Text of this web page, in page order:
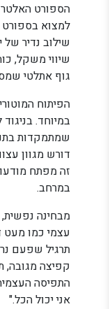
הספורט
למצוא בספורט
שילוב נדיר של
שיווי משקל,
גוף אתלטי
הפיתוח
במיוחד.
שמתמקדות
דורש מגוון
זה מפתח
במרחב.
מבחינה נפשית,
עצמי כמו מעט
תרגיל שפעם
קפיצה מגובה,
התפיסה
אני יכול הכל."